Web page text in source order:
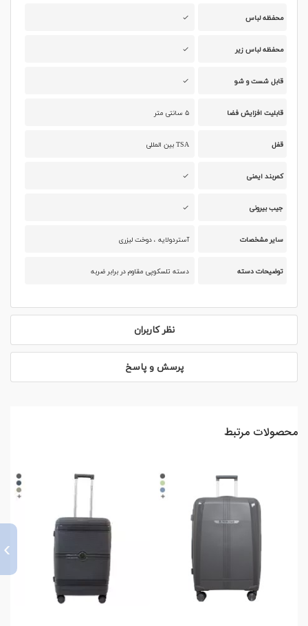
محفظه لباس
محفظه لباس زیر
قابل شست و شو
قابلیت افزایش فضا ۵ سانتی متر
قفل TSA بین المللی
کمربند ایمنی
جیب بیرونی
سایر مشخصات آستردولایه ، دوخت لیزری
توضیحات دسته دسته تلسکوپی مقاوم در برابر ضربه
نظر کاربران
پرسش و پاسخ
محصولات مرتبط
›